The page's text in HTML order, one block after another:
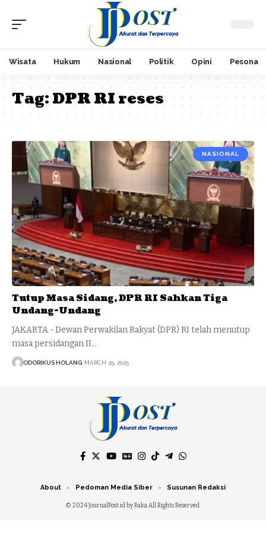
Wisata Hukum Nasional Politik Opini Pesona
Tag:DPR RI reses
NASIONAL
Tutup Masa Sidang, DPR RI Sahkan Tiga
Undang-Undang
JAKARTA - Dewan Perwakilan Rakyat (DPR) RI telah menutup
masa persidangan II…
ODORIKUS HOLANG MARCH 25, 2025
© 2024 JournalPost.id by Raka All Rights Reserved.
About Pedoman Media Siber Susunan Redaksi